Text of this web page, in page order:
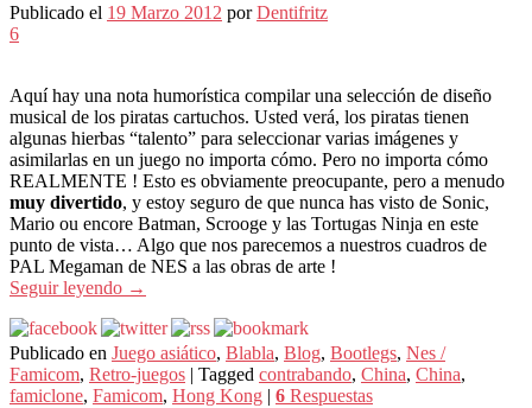
Publicado el 19 Marzo 2012 porDentifritz
6
Aquí hay una nota humorística compilar una selección de diseño
musical de los piratas cartuchos. Usted verá, los piratas tienen
algunas hierbas “talento” para seleccionar varias imágenes y
asimilarlas en un juego no importa cómo. Pero no importa cómo
REALMENTE ! Esto es obviamente preocupante, pero a menudo
muy divertido, y estoy seguro de que nunca has visto de Sonic,
Mario ou encore Batman, Scrooge y las Tortugas Ninja en este
punto de vista… Algo que nos parecemos a nuestros cuadros de
PAL Megaman de NES a las obras de arte !
Seguir leyendo →
Publicado en Juego asiático, Blabla, Blog, Bootlegs, Nes /
Famicom, Retro-juegos | Tagged contrabando, China, China,
famiclone, Famicom, Hong Kong | 6 Respuestas